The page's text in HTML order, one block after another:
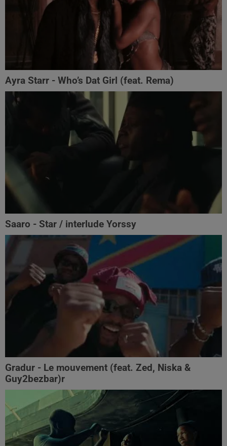
Ayra Starr - Who’s Dat Girl (feat. Rema)
Saaro - Star / interlude Yorssy
Gradur - Le mouvement (feat. Zed, Niska &
Guy2bezbar)r